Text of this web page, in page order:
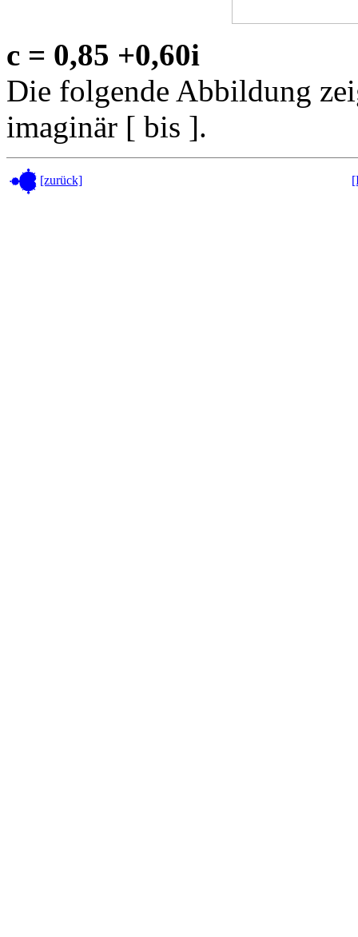
c = 0,85 +0,60i
Die folgende Abbildung
imaginär [ bis ].
[zurück]